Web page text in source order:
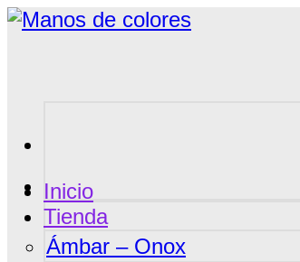
Saltar
Inicio
Tienda
Ámbar – Onox